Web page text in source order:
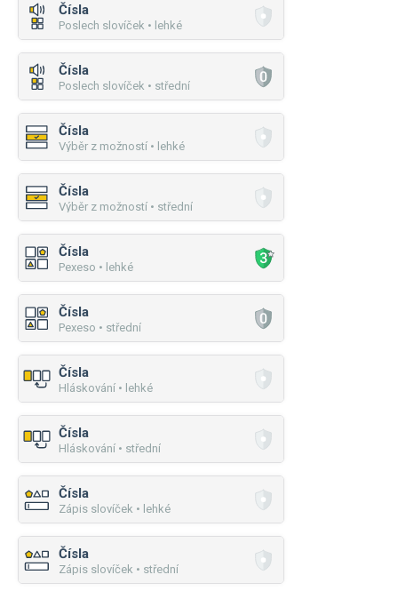
Čísla
Poslech slovíček • lehké
Čísla
Poslech slovíček • střední
Čísla
Výběr z možností • lehké
Čísla
Výběr z možností • střední
Čísla
Pexeso • lehké
Čísla
Pexeso • střední
Čísla
Hláskování • lehké
Čísla
Hláskování • střední
Čísla
Zápis slovíček • lehké
Čísla
Zápis slovíček • střední